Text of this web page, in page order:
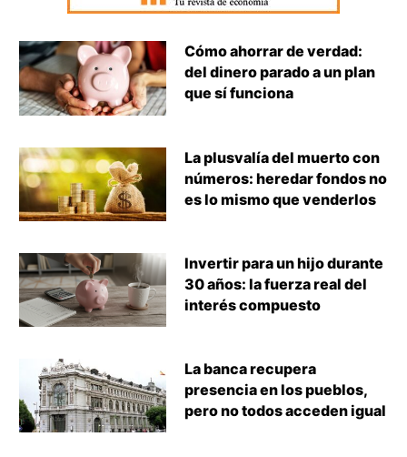
Cómo ahorrar de verdad:
del dinero parado a un plan
que sí funciona
La plusvalía del muerto con
números: heredar fondos no
es lo mismo que venderlos
Invertir para un hijo durante
30 años: la fuerza real del
interés compuesto
La banca recupera
presencia en los pueblos,
pero no todos acceden igual